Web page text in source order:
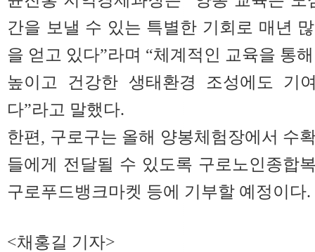
간을 보낼 수 있는 특별한 기회로 매년
을 얻고 있다”라며 “체계적인 교육을 통
높이고 건강한 생태환경 조성에도 기
다”라고 말했다.
한편, 구로구는 올해 양봉체험장에서 수
들에게 전달될 수 있도록 구로노인종합
구로푸드뱅크마켓 등에 기부할 예정이다.
<채홍길 기자>